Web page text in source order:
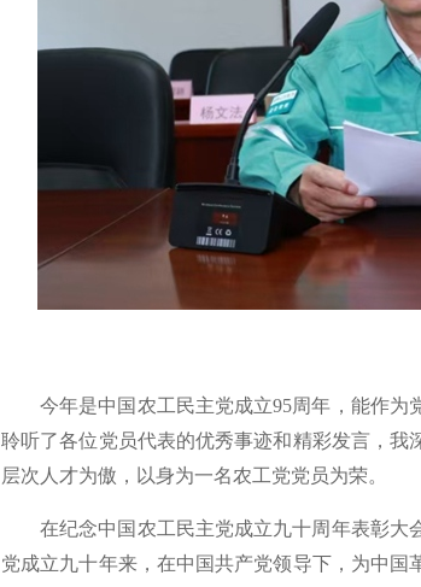
今年是中国农工民主党成立95周年，能作为
聆听了各位党员代表的优秀事迹和精彩发言，我
层次人才为傲，以身为一名农工党党员为荣。
在纪念中国农工民主党成立九十周年表彰大
党成立九十年来，在中国共产党领导下，为中国